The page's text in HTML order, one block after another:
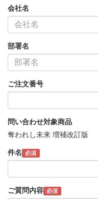
会社名
部署名
ご注文番号
問い合わせ対象商品
奪われし未来 増補改訂版
件名 必須
ご質問内容 必須